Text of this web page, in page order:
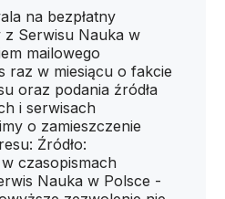
na bezpłatny
z Serwisu Nauka w
mailowego
raz w miesiącu o fakcie
oraz podania źródła
i serwisach
o zamieszczenie
Źródło:
czasopismach
Nauka w Polsce -